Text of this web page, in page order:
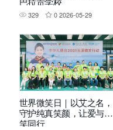
329 0 2026-05-29
世界微笑日｜以艾之名，
守护纯真笑颜，让爱与微
笑同行